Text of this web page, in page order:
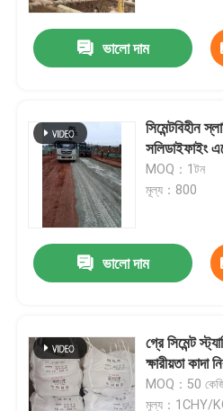
বাড়ি
আমাদের সম্পর্কে
ভালো দাম
সিমেন্টবিহীন
সলিডাইফাইং
MOQ：1টন
মূল্য：800
ভালো দাম
গ্রে সিমেন্ট
ক্ষারীয়তা কাদা
MOQ：50
মূল্য：1CHY/